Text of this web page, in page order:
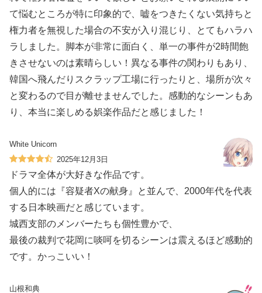
て悩むところが特に印象的で、嘘をつきたくない気持ちと
権力者を無視した場合の不安が入り混じり、とてもハラハ
ラしました。脚本が非常に面白く、単一の事件が2時間飽
きさせないのは素晴らしい！異なる事件の関わりもあり、
韓国へ飛んだりスクラップ工場に行ったりと、場所が次々
と変わるので目が離せませんでした。感動的なシーンもあ
り、本当に楽しめる娯楽作品だと感じました！
White Unicorn
2025年12月3日
ドラマ全体が大好きな作品です。
個人的には『容疑者Xの献身』と並んで、2000年代を代表
する日本映画だと感じています。
城西支部のメンバーたちも個性豊かで、
最後の裁判で花岡に啖呵を切るシーンは震えるほど感動的
です。かっこいい！
山根和典